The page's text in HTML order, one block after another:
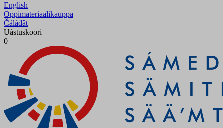
English
Oppimateriaalikauppa
Čáládât
Uástuskoori
0